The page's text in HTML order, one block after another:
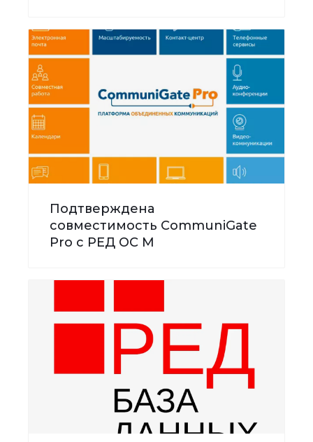
Подтверждена
совместимость CommuniGate
Pro с РЕД ОС М